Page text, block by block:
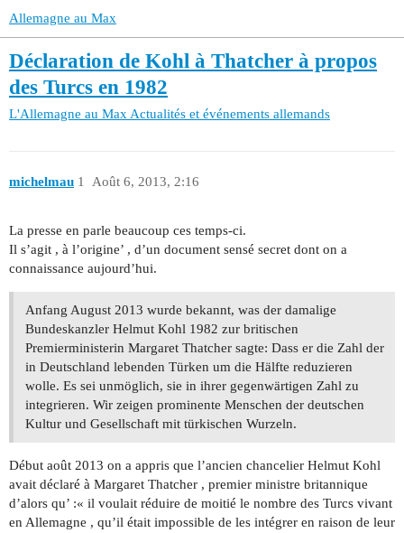
Allemagne au Max
Déclaration de Kohl à Thatcher à propos
des Turcs en 1982
L'Allemagne au MaxActualités et événements allemands
michelmau Août 6, 2013, 2:16
1
La presse en parle beaucoup ces temps-ci.
Il s’agit , à l’origine’ , d’un document sensé secret dont on a
connaissance aujourd’hui.
Anfang August 2013 wurde bekannt, was der damalige
Bundeskanzler Helmut Kohl 1982 zur britischen
Premierministerin Margaret Thatcher sagte: Dass er die Zahl der
in Deutschland lebenden Türken um die Hälfte reduzieren
wolle. Es sei unmöglich, sie in ihrer gegenwärtigen Zahl zu
integrieren. Wir zeigen prominente Menschen der deutschen
Kultur und Gesellschaft mit türkischen Wurzeln.
Début août 2013 on a appris que l’ancien chancelier Helmut Kohl
avait déclaré à Margaret Thatcher , premier ministre britannique
d’alors qu’ :« il voulait réduire de moitié le nombre des Turcs vivant
en Allemagne , qu’il était impossible de les intégrer en raison de leur